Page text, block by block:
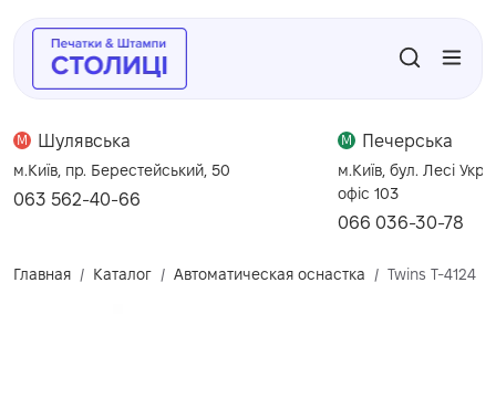
M Шулявська
м.Київ, пр. Берестейський, 50
063 562-40-66
M Печерська
м.Київ, бул. Лесі
офіс 103
066 036-30-78
Главная Каталог Автоматическая оснастка Twins T-4124